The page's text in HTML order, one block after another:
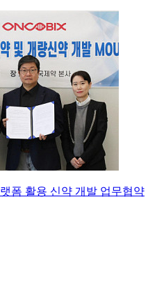
폼 활용 신약 개발 업무협약